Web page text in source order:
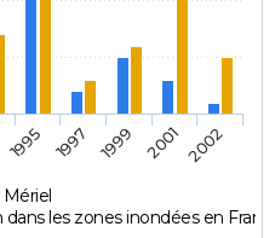
les zones inondées en
1995 1997 1999 2001 2002